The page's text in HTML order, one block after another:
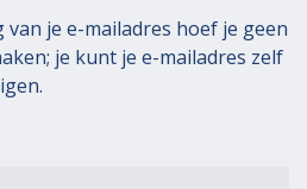
van je e-mailadres hoef je geen
je kunt je e-mailadres zelf